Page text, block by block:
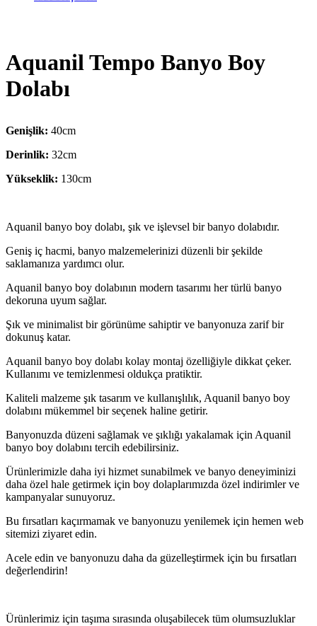
Aquanil Tempo Banyo Boy
Dolabı
Genişlik: 40cm
Derinlik: 32cm
Yükseklik: 130cm
Aquanil banyo boy dolabı, şık ve işlevsel bir banyo dolabıdır.
Geniş iç hacmi, banyo malzemelerinizi düzenli bir şekilde
saklamanıza yardımcı olur.
Aquanil banyo boy dolabının modern tasarımı her türlü banyo
dekoruna uyum sağlar.
Şık ve minimalist bir görünüme sahiptir ve banyonuza zarif bir
dokunuş katar.
Aquanil banyo boy dolabı kolay montaj özelliğiyle dikkat çeker.
Kullanımı ve temizlenmesi oldukça pratiktir.
Kaliteli malzeme şık tasarım ve kullanışlılık, Aquanil banyo boy
dolabını mükemmel bir seçenek haline getirir.
Banyonuzda düzeni sağlamak ve şıklığı yakalamak için Aquanil
banyo boy dolabını tercih edebilirsiniz.
Ürünlerimizle daha iyi hizmet sunabilmek ve banyo deneyiminizi
daha özel hale getirmek için boy dolaplarımızda özel indirimler ve
kampanyalar sunuyoruz.
Bu fırsatları kaçırmamak ve banyonuzu yenilemek için hemen web
sitemizi ziyaret edin.
Acele edin ve banyonuzu daha da güzelleştirmek için bu fırsatları
değerlendirin!
Ürünlerimiz için taşıma sırasında oluşabilecek tüm olumsuzluklar